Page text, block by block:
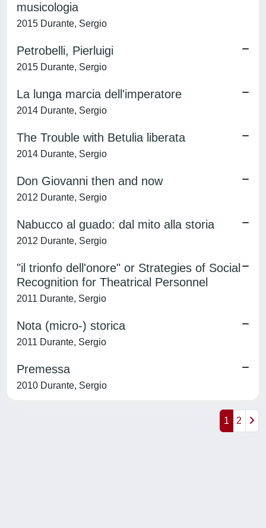
musicologia
2015 Durante, Sergio
Petrobelli, Pierluigi
2015 Durante, Sergio
La lunga marcia dell'imperatore
2014 Durante, Sergio
The Trouble with Betulia liberata
2014 Durante, Sergio
Don Giovanni then and now
2012 Durante, Sergio
Nabucco al guado: dal mito alla storia
2012 Durante, Sergio
"il trionfo dell'onore" or Strategies of Social
Recognition for Theatrical Personnel
2011 Durante, Sergio
Nota (micro-) storica
2011 Durante, Sergio
Premessa
2010 Durante, Sergio
1 2